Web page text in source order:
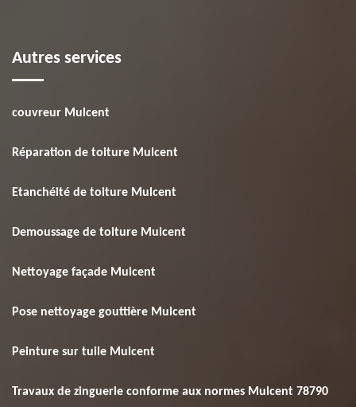
Autres services
couvreur Mulcent
Réparation de toiture Mulcent
Etanchéité de toiture Mulcent
Demoussage de toiture Mulcent
Nettoyage façade Mulcent
Pose nettoyage gouttière Mulcent
Peinture sur tuile Mulcent
Travaux de zinguerie conforme aux normes Mulcent 78790